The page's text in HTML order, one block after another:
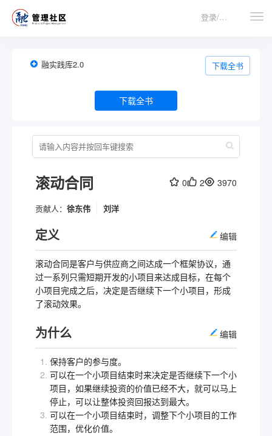
登录/注册
下载全书
融实践库2.0
下载全书
滚动合同 0 2 3970
贡献人： 徐东伟 刘洋
定义 编辑
滚动合同是客户与供应商之间达成一个框架协议，通
过一系列只需短期开发的小项目来达成目标，在每个
小项目完成之后，决定是否继续下一个小项目，形成
了滚动效果。
为什么 编辑
保持客户的参与度。
可以在一个小项目结束时来决定是否继续下一个小
项目，如果继续投资的价值已经不大，就可以马上
停止，可以让整体投资回报达到最大。
可以在一个小项目结束时，调整下个小项目的工作
范围，优化价值。